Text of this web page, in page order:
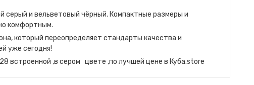
серый и вельветовый чёрный. Компактные размеры и
комфортным.
который переопределяет стандарты качества и
уже сегодня!
встроенной ,в сером цвете ,по лучшей цене в Куба.store